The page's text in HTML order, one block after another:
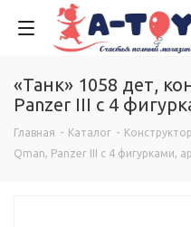
«Танк» 1058 дет,
Panzer III с 4
Главная - Каталог -
Qman, Panzer III с 4 фигурками,